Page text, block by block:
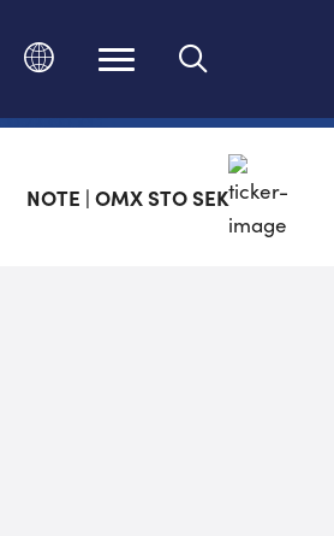
Ändra språk
NOTE | OMX STO SEK